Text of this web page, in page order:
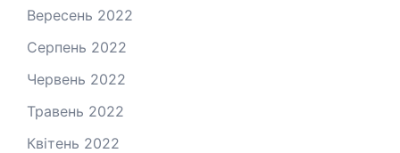
Вересень 2022
Серпень 2022
Червень 2022
Травень 2022
Квітень 2022